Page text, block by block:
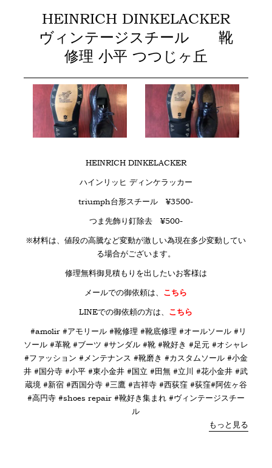
HEINRICH DINKELACKER
ヴィンテージスチール 靴
修理 小平 つつじヶ丘
HEINRICH DINKELACKER
ハインリッヒ ディンケラッカー
triumph台形スチール ¥3500-
つま先飾り釘除去 ¥500-
※材料は、値段の高騰など変動が激しい為現在多少変動してい
る場合がございます。
修理無料御見積もりを出したいお客様は
メールでの御依頼は、 こちら
LINEでの御依頼の方は、 こちら
#amolir #アモリール #靴修理 #靴底修理 #オールソール #リ
ソール #革靴 #ブーツ #サンダル #靴 #靴好き #足元 #オシャレ
#ファッション #メンテナンス #靴磨き #カスタムソール #小金
井 #国分寺 #小平 #東小金井 #国立 #田無 #立川 #花小金井 #武
蔵境 #新宿 #西国分寺 #三鷹 #吉祥寺 #西荻窪 #荻窪#阿佐ヶ谷
#高円寺 #shoes repair #靴好き集まれ #ヴィンテージスチー
ル
もっと見る